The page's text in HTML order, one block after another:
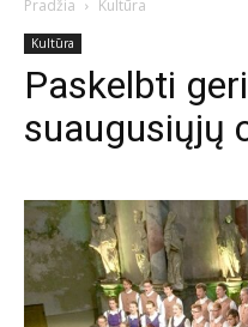
Pradžia Kultūra
Kultūra
Paskelbti
suaugusiųjų